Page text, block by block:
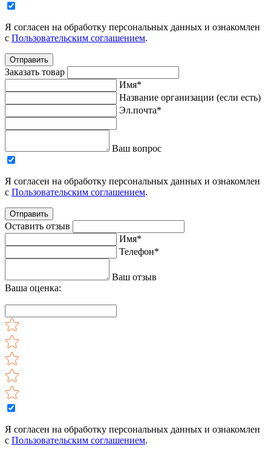
Я согласен на обработку персональных данных и ознакомлен
с Пользовательским соглашением.
Отправить
Заказать товар
Имя*
Название организации (если есть)
Эл.почта*
Ваш вопрос
Я согласен на обработку персональных данных и ознакомлен
с Пользовательским соглашением.
Отправить
Оставить отзыв
Имя*
Телефон*
Ваш отзыв
Ваша оценка:
Я согласен на обработку персональных данных и ознакомлен
с Пользовательским соглашением.